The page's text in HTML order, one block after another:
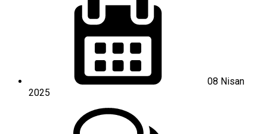
08 Nisan
2025